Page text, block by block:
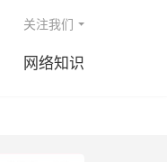
网络知识
关注我们